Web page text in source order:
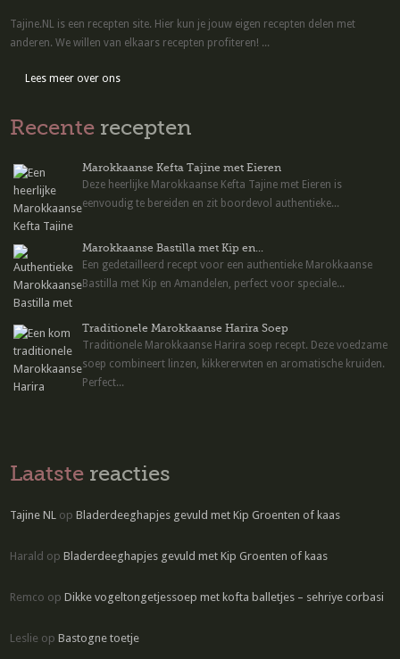
Tajine.NL is een recepten site. Hier kun je jouw eigen recepten delen met
anderen. We willen van elkaars recepten profiteren! ...
Lees meer over ons
Recente recepten
Marokkaanse Kefta Tajine met Eieren
Deze heerlijke Marokkaanse Kefta Tajine met Eieren is
eenvoudig te bereiden en zit boordevol authentieke...
Marokkaanse Bastilla met Kip en...
Een gedetailleerd recept voor een authentieke Marokkaanse
Bastilla met Kip en Amandelen, perfect voor speciale...
Traditionele Marokkaanse Harira Soep
Traditionele Marokkaanse Harira soep recept. Deze voedzame
soep combineert linzen, kikkererwten en aromatische kruiden.
Perfect...
Laatste reacties
Tajine NL opBladerdeeghapjes gevuld met Kip Groenten of kaas
Harald opBladerdeeghapjes gevuld met Kip Groenten of kaas
Remco opDikke vogeltongetjessoep met kofta balletjes – sehriye corbasi
Leslie opBastogne toetje